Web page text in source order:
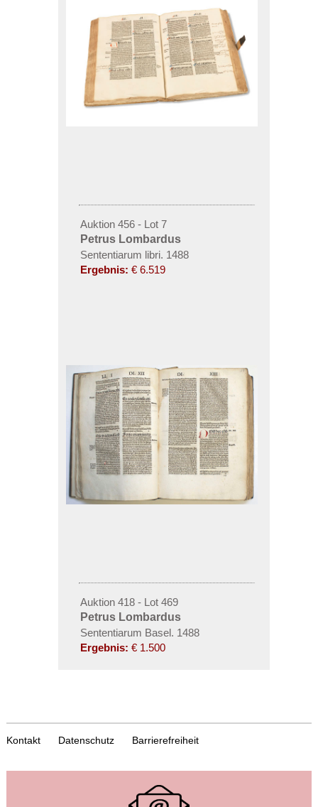
Auktion 456 - Lot 7
Petrus Lombardus
Sententiarum libri. 1488
Ergebnis: € 6.519
Auktion 418 - Lot 469
Petrus Lombardus
Sententiarum Basel. 1488
Ergebnis: € 1.500
Kontakt Datenschutz Barrierefreiheit